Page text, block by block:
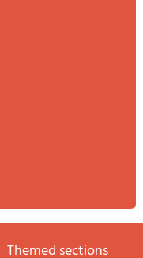
themed sections